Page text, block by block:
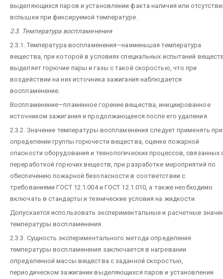
выделяющихся паров и установлении факта наличия или
вспышки при фиксируемой температуре.
2.3. Температура воспламенения
2.3.1. Температура воспламенения—наименьшая температура
вещества, при которой в условиях специальных испытаний
выделяет горючие пары и газы с такой скоростью, что при
воздействии на них источника зажигания наблюдается
воспламенение.
Воспламенение—пламенное горение вещества, инициированное
источником зажигания и продолжающееся после его удаления.
2.3.2. Значение температуры воспламенения следует применять при
определении группы горючести вещества, оценке пожарной
опасности оборудования и технологических процессов, связанных
переработкой горючих веществ, при разработке мероприятий по
обеспечению пожарной безопасности в соответствии с
требованиями ГОСТ 12.1.004 и ГОСТ 12.1.010, а также необходимо
включать в стандарты и технические условия на жидкости.
Допускается использовать экспериментальные и расчетные
температуры воспламенения.
2.3.3. Сущность экспериментального метода определения
температуры воспламенения заключается в нагревании
определенной массы вещества с заданной скоростью,
периодическом зажигании выделяющихся паров и установлении